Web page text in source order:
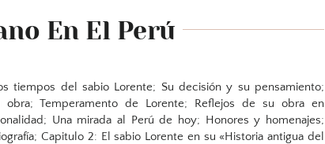
En El Perú
tiempos del sabio Lorente; Su decisión y su pensamiento;
Temperamento de Lorente; Reflejos de su obra en
Una mirada al Perú de hoy; Honores y homenajes;
Capitulo 2: El sabio Lorente en su «Historia antigua del